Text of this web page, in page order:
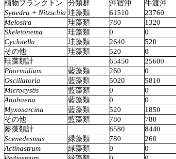
植物プランクトン
分類群 沖宿沖 牛渡沖
Synedra + Nitzschia 珪藻類 61510 23760
Melosira
珪藻類 780 1320
Skeletonema
珪藻類 0 0
Cyclotella
珪藻類 2640 520
その他
珪藻類 520 0
珪藻類計
65450 25600
Phormidium
藍藻類 260 0
Oscillatoria
藍藻類 5020 5810
Microcystis
藍藻類 0 0
Anabaena
藍藻類 0 0
Myxosarcina
藍藻類 520 1850
その他
藍藻類 780 780
藍藻類計
6580 8440
Scenedesmus
緑藻類 780 260
Actinastrum
緑藻類 0 0